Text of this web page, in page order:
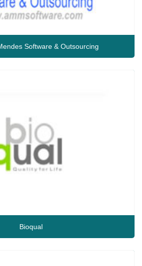
Software & Outsourcing
Bioqual